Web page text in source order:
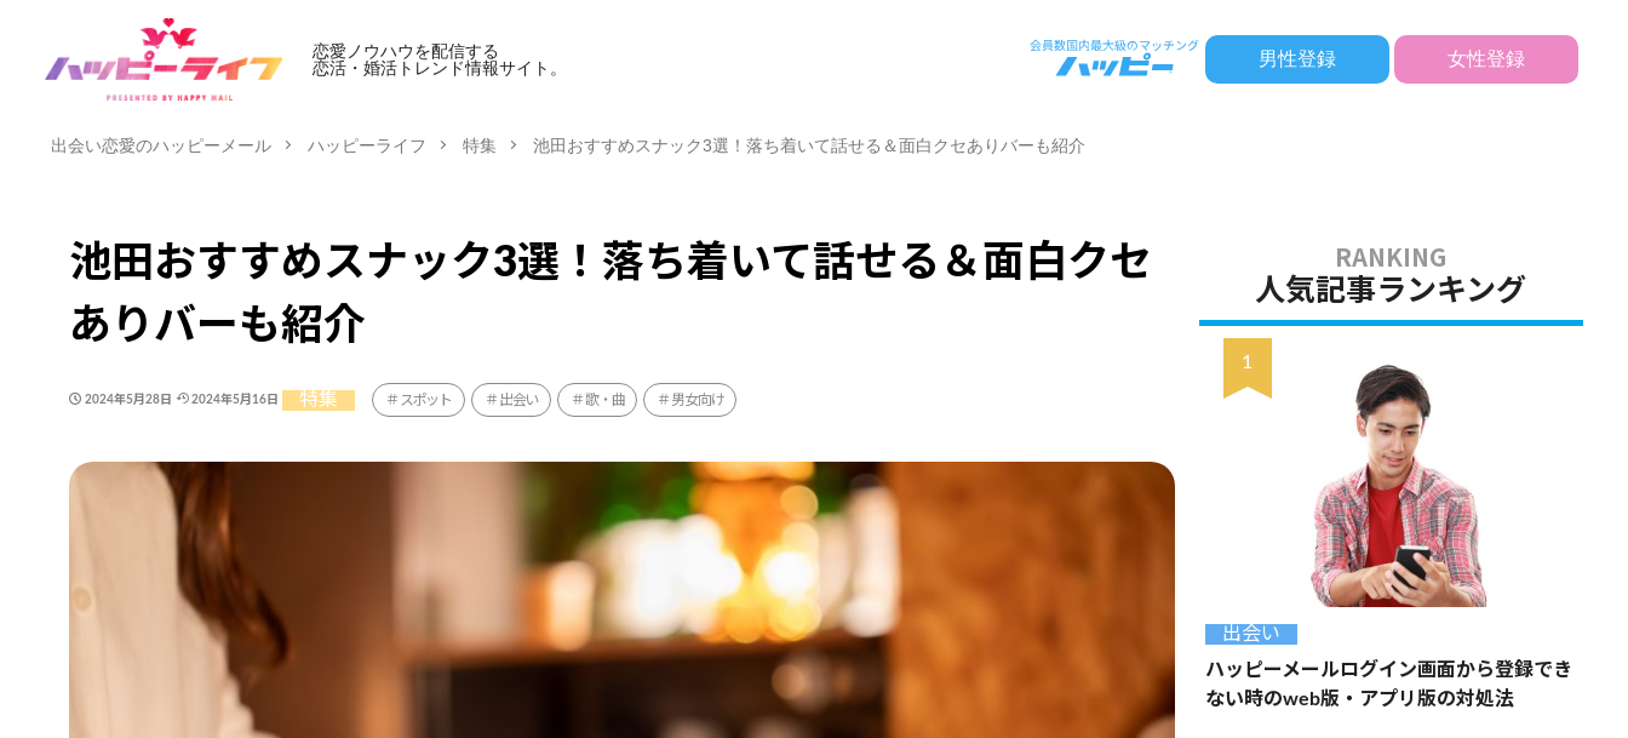
恋愛ノウハウを配信する
恋活・婚活トレンド情報サイト。
男性登録 女性登録
出会い恋愛のハッピーメール ハッピーライフ 特集 池田おすすめスナック3選！落ち着いて話せる＆面白クセありバーも紹介
池田おすすめスナック3選！落ち着いて話せる＆面白クセ
ありバーも紹介
2024年5月28日 2024年5月16日 特集 スポット 出会い 歌・曲 男女向け
人気記事ランキング
出会い
ハッピーメールログイン画面から登録でき
ない時のweb版・アプリ版の対処法